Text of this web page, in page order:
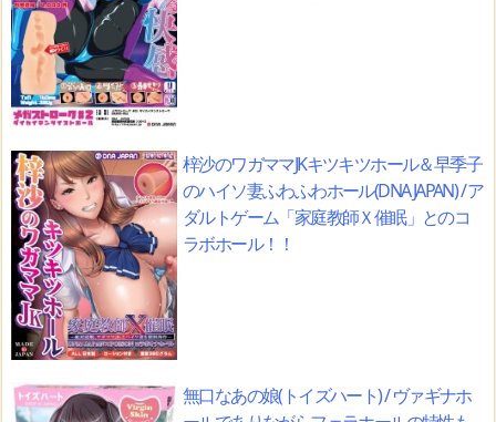
梓沙のワガママJKキツキツホール＆早季子
のハイソ妻ふわふわホール(DNA JAPAN) / ア
ダルトゲーム「家庭教師Ｘ催眠」とのコ
ラボホール！！
無口なあの娘(トイズハート) / ヴァギナホ